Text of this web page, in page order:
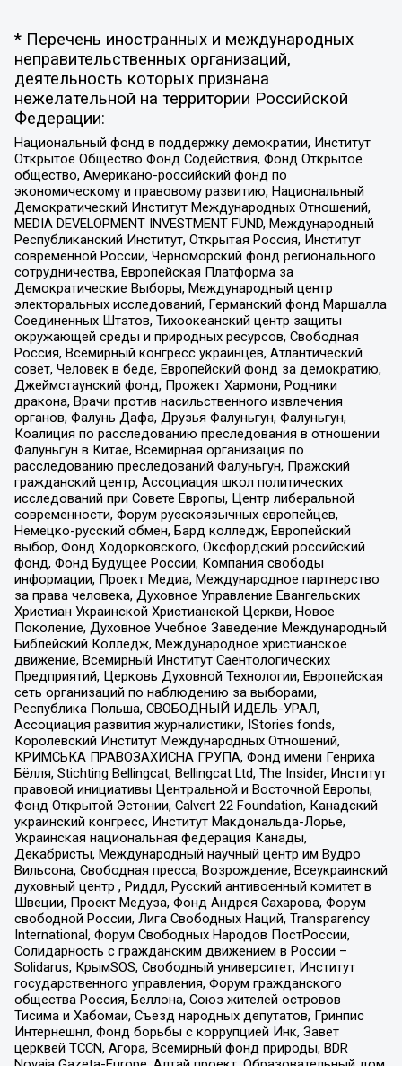
* Перечень иностранных и международных
неправительственных организаций,
деятельность которых признана
нежелательной на территории Российской
Федерации:
Национальный фонд в поддержку демократии, Институт
Открытое Общество Фонд Содействия, Фонд Открытое
общество, Американо-российский фонд по
экономическому и правовому развитию, Национальный
Демократический Институт Международных Отношений,
MEDIA DEVELOPMENT INVESTMENT FUND, Международный
Республиканский Институт, Открытая Россия, Институт
современной России, Черноморский фонд регионального
сотрудничества, Европейская Платформа за
Демократические Выборы, Международный центр
электоральных исследований, Германский фонд Маршалла
Соединенных Штатов, Тихоокеанский центр защиты
окружающей среды и природных ресурсов, Свободная
Россия, Всемирный конгресс украинцев, Атлантический
совет, Человек в беде, Европейский фонд за демократию,
Джеймстаунский фонд, Прожект Хармони, Родники
дракона, Врачи против насильственного извлечения
органов, Фалунь Дафа, Друзья Фалуньгун, Фалуньгун,
Коалиция по расследованию преследования в отношении
Фалуньгун в Китае, Всемирная организация по
расследованию преследований Фалуньгун, Пражский
гражданский центр, Ассоциация школ политических
исследований при Совете Европы, Центр либеральной
современности, Форум русскоязычных европейцев,
Немецко-русский обмен, Бард колледж, Европейский
выбор, Фонд Ходорковского, Оксфордский российский
фонд, Фонд Будущее России, Компания свободы
информации, Проект Медиа, Международное партнерство
за права человека, Духовное Управление Евангельских
Христиан Украинской Христианской Церкви, Новое
Поколение, Духовное Учебное Заведение Международный
Библейский Колледж, Международное христианское
движение, Всемирный Институт Саентологических
Предприятий, Церковь Духовной Технологии, Европейская
сеть организаций по наблюдению за выборами,
Республика Польша, СВОБОДНЫЙ ИДЕЛЬ-УРАЛ,
Ассоциация развития журналистики, IStories fonds,
Королевский Институт Международных Отношений,
КРИМСЬКА ПРАВОЗАХИСНА ГРУПА, Фонд имени Генриха
Бёлля, Stichting Bellingcat, Bellingcat Ltd, The Insider, Институт
правовой инициативы Центральной и Восточной Европы,
Фонд Открытой Эстонии, Calvert 22 Foundation, Канадский
украинский конгресс, Институт Макдональда-Лорье,
Украинская национальная федерация Канады,
Декабристы, Международный научный центр им Вудро
Вильсона, Свободная пресса, Возрождение, Всеукраинский
духовный центр , Риддл, Русский антивоенный комитет в
Швеции, Проект Медуза, Фонд Андрея Сахарова, Форум
свободной России, Лига Свободных Наций, Transparеncy
International, Форум Свободных Народов ПостРоссии,
Солидарность с гражданским движением в России –
Solidarus, КрымSOS, Свободный университет, Институт
государственного управления, Форум гражданского
общества Россия, Беллона, Союз жителей островов
Тисима и Хабомаи, Съезд народных депутатов, Гринпис
Интернешнл, Фонд борьбы с коррупцией Инк, Завет
церквей TCCN, Агора, Всемирный фонд природы, BDR